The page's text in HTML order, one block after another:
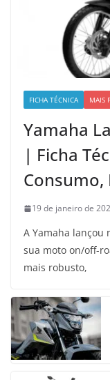
FICHA TÉCNICA MAIS
Yamaha
| Ficha
Consumo,
19 de janeiro de
A Yamaha lançou
sua moto on/off-
mais robusto,